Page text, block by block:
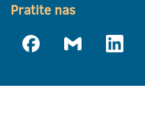
Pratite nas